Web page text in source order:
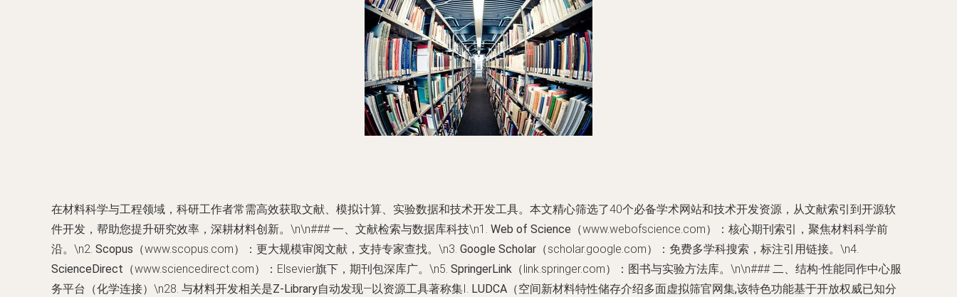
在材料科学与工程领域，科研工作者常需高效获取文献、模拟计算、实验数据和技术开发工具。本文精心筛选了40个必备学术网站和技术开发资源，从文献索引到开源软
件开发，帮助您提升研究效率，深耕材料创新。\n\n### 一、文献检索与数据库科技\n1. Web of Science （www.webofscience.com）：核心期刊索引，聚焦材料科学前
沿。\n2. Scopus （www.scopus.com）：更大规模审阅文献，支持专家查找。\n3. Google Scholar （scholar.google.com）：免费多学科搜索，标注引用链接。\n4.
ScienceDirect （www.sciencedirect.com）：Elsevier旗下，期刊包深库广。\n5. SpringerLink （link.springer.com）：图书与实验方法库。\n\n### 二、结构-性能同作中心服
务平台（化学连接）\n28. 与材料开发相关是Z-Library自动发现—以资源工具著称集I. LUDCA（空间新材料特性储存介绍多面虚拟筛官网集,该特色功能基于开放权威已知分